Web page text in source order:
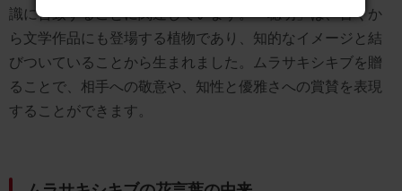
識に合致することに関連しています。「聡明」は、古くか
ら文学作品にも登場する植物であり、知的なイメージと結
びついていることから生まれました。ムラサキシキブを贈
ることで、相手への敬意や、知性と優雅さへの賞賛を表現
することができます。